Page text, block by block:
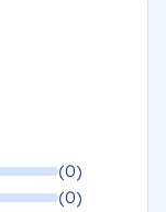
(0)
(0)